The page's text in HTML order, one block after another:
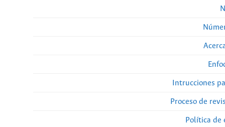
Intrucciones
Proceso de
Política